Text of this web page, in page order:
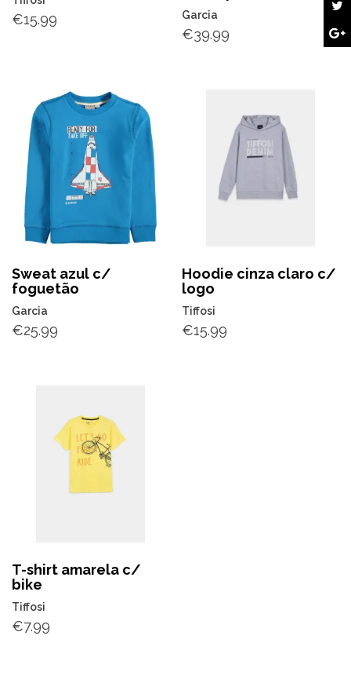
€15.99 Garcia
€39.99
Sweat azul c/
foguetão
Garcia
€25.99
Hoodie cinza claro c/
logo
Tiffosi
€15.99
T-shirt amarela c/
bike
Tiffosi
€7.99